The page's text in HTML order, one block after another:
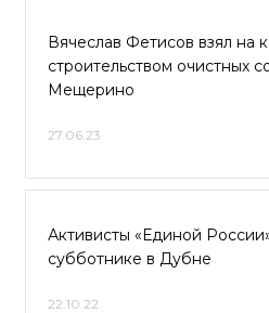
Вячеслав Фетисов взял на
строительством очистных
Мещерино
27.06.23
Активисты «Единой
субботнике в Дубне
22.10.22